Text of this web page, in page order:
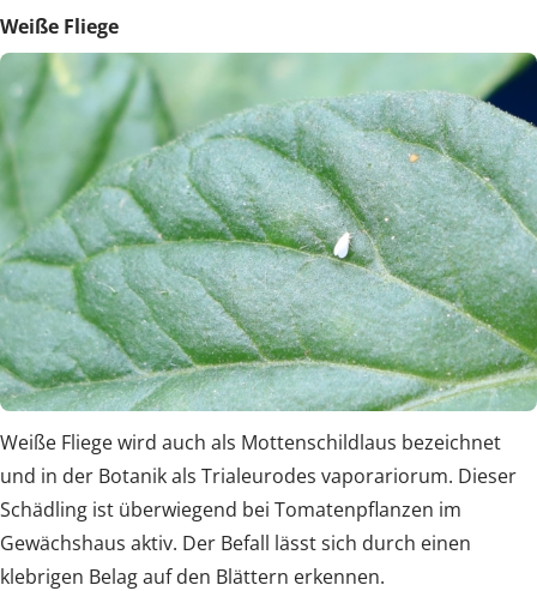
Weiße Fliege
Weiße Fliege wird auch als Mottenschildlaus bezeichnet
und in der Botanik als Trialeurodes vaporariorum. Dieser
Schädling ist überwiegend bei Tomatenpflanzen im
Gewächshaus aktiv. Der Befall lässt sich durch einen
klebrigen Belag auf den Blättern erkennen.